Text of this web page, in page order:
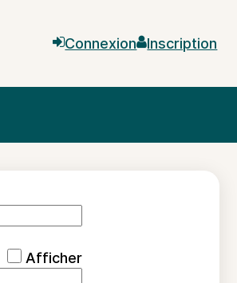
ConnexionInscription
Afficher